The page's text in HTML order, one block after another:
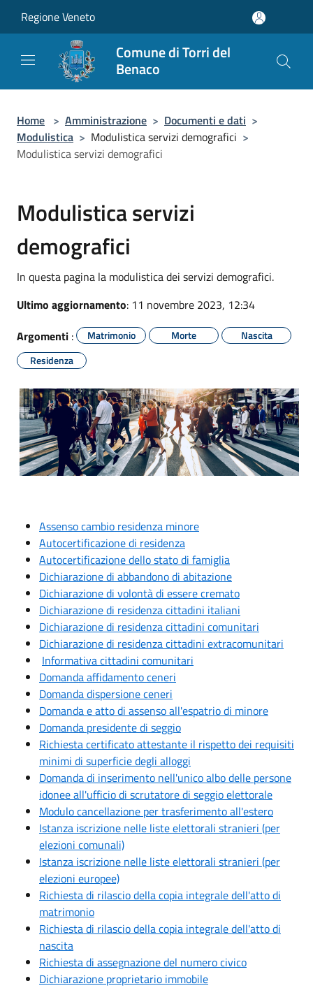
Regione Veneto
Comune di Torri del
Benaco
Home > Amministrazione > Documenti e dati >
Modulistica > Modulistica servizi demografici >
Modulistica servizi demografici
Modulistica servizi
demografici
In questa pagina la modulistica dei servizi demografici.
Ultimo aggiornamento: 11 novembre 2023, 12:34
Argomenti : Matrimonio Morte
Nascita
Residenza
Assenso cambio residenza minore
Autocertificazione di residenza
Autocertificazione dello stato di famiglia
Dichiarazione di abbandono di abitazione
Dichiarazione di volontà di essere cremato
Dichiarazione di residenza cittadini italiani
Dichiarazione di residenza cittadini comunitari
Dichiarazione di residenza cittadini extracomunitari
Informativa cittadini comunitari
Domanda affidamento ceneri
Domanda dispersione ceneri
Domanda e atto di assenso all'espatrio di minore
Domanda presidente di seggio
Richiesta certificato attestante il rispetto dei requisiti
minimi di superficie degli alloggi
Domanda di inserimento nell'unico albo delle persone
idonee all'ufficio di scrutatore di seggio elettorale
Modulo cancellazione per trasferimento all'estero
Istanza iscrizione nelle liste elettorali stranieri (per
elezioni comunali)
Istanza iscrizione nelle liste elettorali stranieri (per
elezioni europee)
Richiesta di rilascio della copia integrale dell'atto di
matrimonio
Richiesta di rilascio della copia integrale dell'atto di
nascita
Richiesta di assegnazione del numero civico
Dichiarazione proprietario immobile